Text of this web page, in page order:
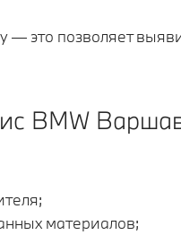
это позволяет
BMW
материалов;